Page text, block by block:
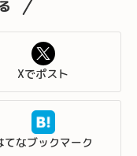
Xでポスト
てなブックマーク